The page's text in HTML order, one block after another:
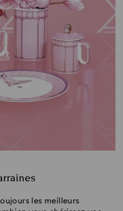
les meilleurs